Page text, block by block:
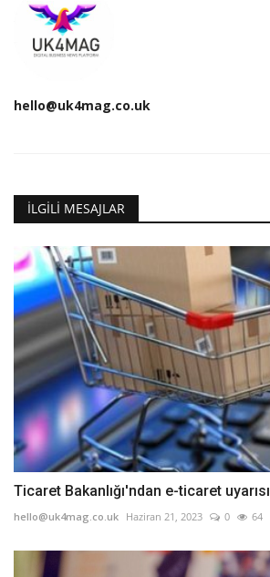
hello@uk4mag.co.uk
İLGILI MESAJLAR
Ticaret Bakanlığı'ndan e-ticaret uyarısı
hello@uk4mag.co.uk Haziran 21, 2023 0 64